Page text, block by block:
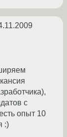
с
опыт 10
:)